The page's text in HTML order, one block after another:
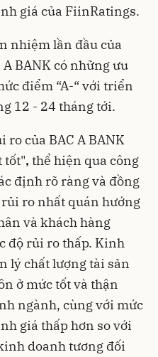
giá của FiinRatings.
nhiệm lần đầu của
BANK có những ưu
điểm “A-“ với triển
12 - 24 tháng tới.
của BAC A BANK
tốt", thể hiện qua công
định rõ ràng và đồng
ro nhất quán hướng
và khách hàng
độ rủi ro thấp. Kinh
lý chất lượng tài sản
ở mức tốt và thận
ngành, cùng với mức
giá thấp hơn so với
doanh tương đối